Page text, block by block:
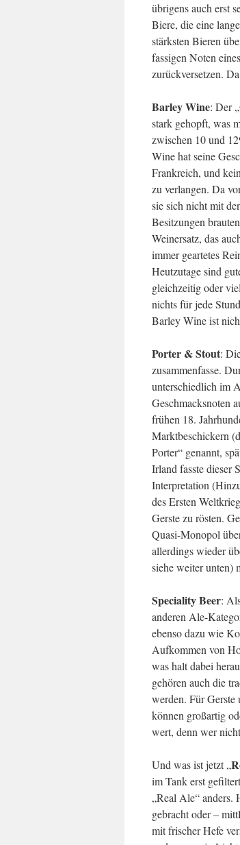
übrigens auch erst
Biere, die eine
stärksten Bieren
fassigen Noten
zurückversetzen.
Barley Wine: Der
stark gehopft, was
zwischen 10 und
Wine hat seine
Frankreich, und
zu verlangen. Da
sie sich nicht mit
Besitzungen
Weinersatz, das
immer geartetes
Heutzutage sind
gleichzeitig oder
nichts für jede
Barley Wine ist
Porter & Stout:
zusammenfasse.
unterschiedlich im
Geschmacksnoten
frühen 18.
Marktbeschickern
Porter“ genannt,
Irland fasste dieser
Interpretation
des Ersten
Gerste zu rösten.
Quasi-Monopol
allerdings wieder
siehe weiter unten)
Speciality Beer:
anderen Ale-
ebenso dazu wie
Aufkommen von
was halt dabei
gehören auch die
werden. Für Gerste
können großartig
wert, denn wer
Und was ist jetzt „
im Tank erst
„Real Ale“ anders.
gebracht oder –
mit frischer Hefe